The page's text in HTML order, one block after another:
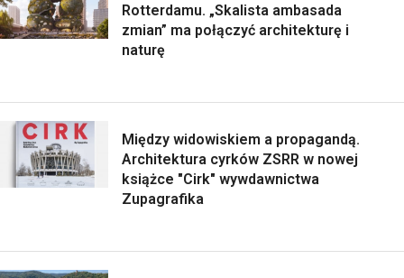
Rotterdamu. „Skalista ambasada
zmian” ma połączyć architekturę i
naturę
Między widowiskiem a propagandą.
Architektura cyrków ZSRR w nowej
książce "Cirk" wywdawnictwa
Zupagrafika